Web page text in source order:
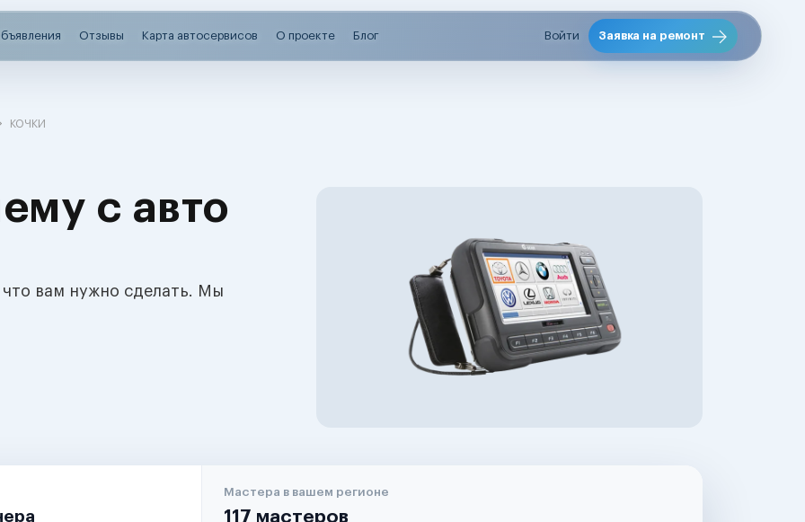
Отзывы Карта автосервисов О проекте Блог Войти Заявка на ремонт
КОЧКИ
с авто
вам нужно сделать. Мы
Мастера в вашем регионе
117 мастеров